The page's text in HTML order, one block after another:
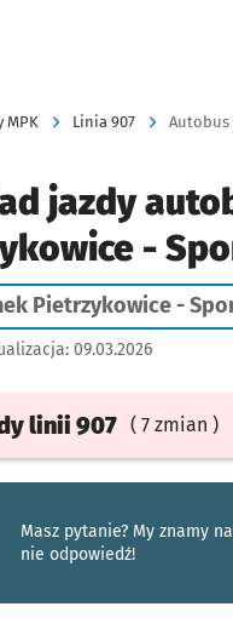
MPK Linia 907
jazdy
-
Pietrzykowice -
09.03.2026
linii 907 ( 7 zmian )
Masz pytanie? My znamy na
nie odpowiedź!